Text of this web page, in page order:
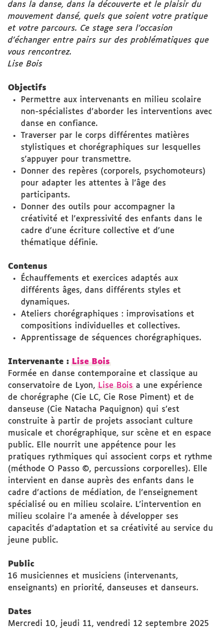
dans la danse, dans la découverte et le plaisir du
mouvement dansé, quels que soient votre pratique
et votre parcours. Ce stage sera l'occasion
d'échanger entre pairs sur des problématiques que
vous rencontrez.
Lise Bois
Objectifs
Permettre aux intervenants en milieu scolaire
non-spécialistes d'aborder les interventions avec
danse en confiance.
Traverser par le corps différentes matières
stylistiques et chorégraphiques sur lesquelles
s’appuyer pour transmettre.
Donner des repères (corporels, psychomoteurs)
pour adapter les attentes à l'âge des
participants.
Donner des outils pour accompagner la
créativité et l'expressivité des enfants dans le
cadre d'une écriture collective et d'une
thématique définie.
Contenus
Échauffements et exercices adaptés aux
différents âges, dans différents styles et
dynamiques.
Ateliers chorégraphiques : improvisations et
compositions individuelles et collectives.
Apprentissage de séquences chorégraphiques.
Intervenante : Lise Bois
Formée en danse contemporaine et classique au
conservatoire de Lyon, Lise Bois a une expérience
de chorégraphe (Cie LC, Cie Rose Piment) et de
danseuse (Cie Natacha Paquignon) qui s’est
construite à partir de projets associant culture
musicale et chorégraphique, sur scène et en espace
public. Elle nourrit une appétence pour les
pratiques rythmiques qui associent corps et rythme
(méthode O Passo ©, percussions corporelles). Elle
intervient en danse auprès des enfants dans le
cadre d'actions de médiation, de l'enseignement
spécialisé ou en milieu scolaire. L'intervention en
milieu scolaire l'a amenée à développer ses
capacités d'adaptation et sa créativité au service du
jeune public.
Public
16 musiciennes et musiciens (intervenants,
enseignants) en priorité, danseuses et danseurs.
Dates
Mercredi 10, jeudi 11, vendredi 12 septembre 2025